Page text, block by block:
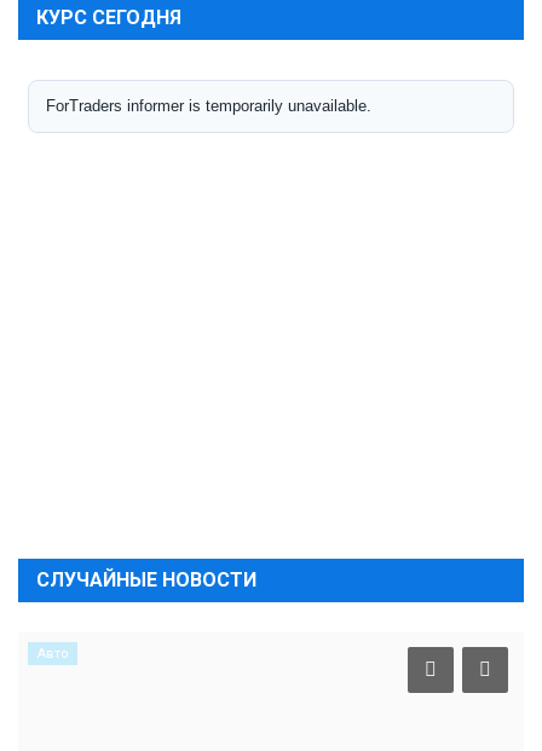
КУРС СЕГОДНЯ
СЛУЧАЙНЫЕ НОВОСТИ
Авто